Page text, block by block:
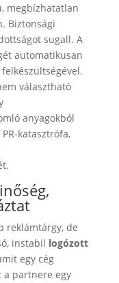
megbízhatatlan
Biztonsági
sugall. A
automatikusan
választható
anyagokból
katasztrófa,
reklámtárgy, de
instabil logózott
egy cég
a partnere egy